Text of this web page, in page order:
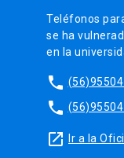
Teléfonos
se ha
en la
phone (56)95504
phone
launch Ir a la